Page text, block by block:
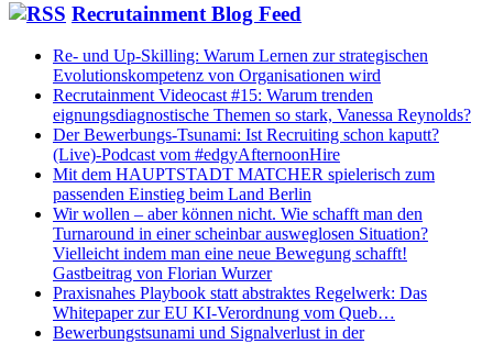
Recrutainment Blog Feed
Re- und Up-Skilling: Warum Lernen zur strategischen
Evolutionskompetenz von Organisationen wird
Recrutainment Videocast #15: Warum trenden
eignungsdiagnostische Themen so stark, Vanessa Reynolds?
Der Bewerbungs-Tsunami: Ist Recruiting schon kaputt?
(Live)-Podcast vom #edgyAfternoonHire
Mit dem HAUPTSTADT MATCHER spielerisch zum
passenden Einstieg beim Land Berlin
Wir wollen – aber können nicht. Wie schafft man den
Turnaround in einer scheinbar ausweglosen Situation?
Vielleicht indem man eine neue Bewegung schafft!
Gastbeitrag von Florian Wurzer
Praxisnahes Playbook statt abstraktes Regelwerk: Das
Whitepaper zur EU KI-Verordnung vom Queb…
Bewerbungstsunami und Signalverlust in der